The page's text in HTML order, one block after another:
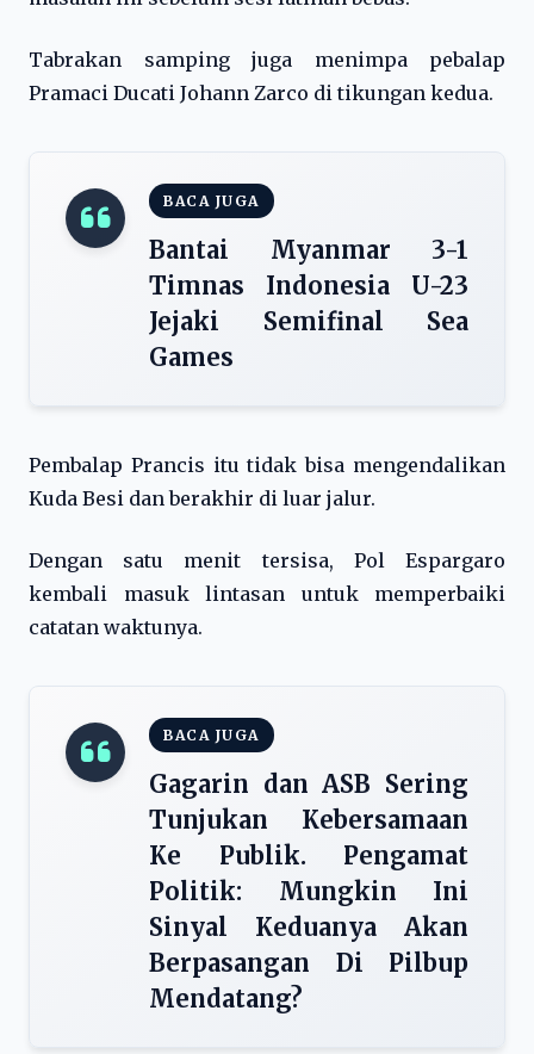
Tabrakan samping juga menimpa pebalap
Pramaci Ducati Johann Zarco di tikungan kedua.
BACA JUGA
Bantai Myanmar 3-1
Timnas Indonesia U-23
Jejaki Semifinal Sea
Games
Pembalap Prancis itu tidak bisa mengendalikan
Kuda Besi dan berakhir di luar jalur.
Dengan satu menit tersisa, Pol Espargaro
kembali masuk lintasan untuk memperbaiki
catatan waktunya.
BACA JUGA
Gagarin dan ASB Sering
Tunjukan Kebersamaan
Ke Publik. Pengamat
Politik: Mungkin Ini
Sinyal Keduanya Akan
Berpasangan Di Pilbup
Mendatang?